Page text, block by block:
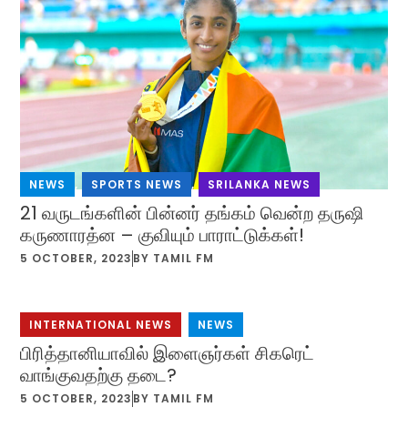
NEWS , SPORTS NEWS , SRILANKA NEWS
21 வருடங்களின் பின்னர் தங்கம் வென்ற தருஷி
கருணாரத்ன – குவியும் பாராட்டுக்கள்!
5 OCTOBER, 2023 BY TAMIL FM
INTERNATIONAL NEWS NEWS
பிரித்தானியாவில் இளைஞர்கள் சிகரெட்
வாங்குவதற்கு தடை?
5 OCTOBER, 2023 BY TAMIL FM